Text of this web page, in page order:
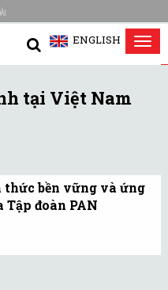
ENGLISH
tại Việt Nam
thức bền vững và ứng
Tập đoàn PAN